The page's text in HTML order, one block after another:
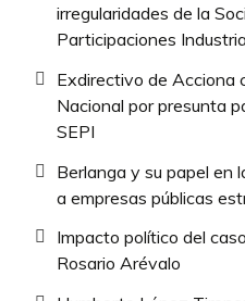
irregularidades de la
Participaciones
Exdirectivo de Acciona
Nacional por presunta
SEPI
Berlanga y su papel en
a empresas públicas
Impacto político del
Rosario Arévalo